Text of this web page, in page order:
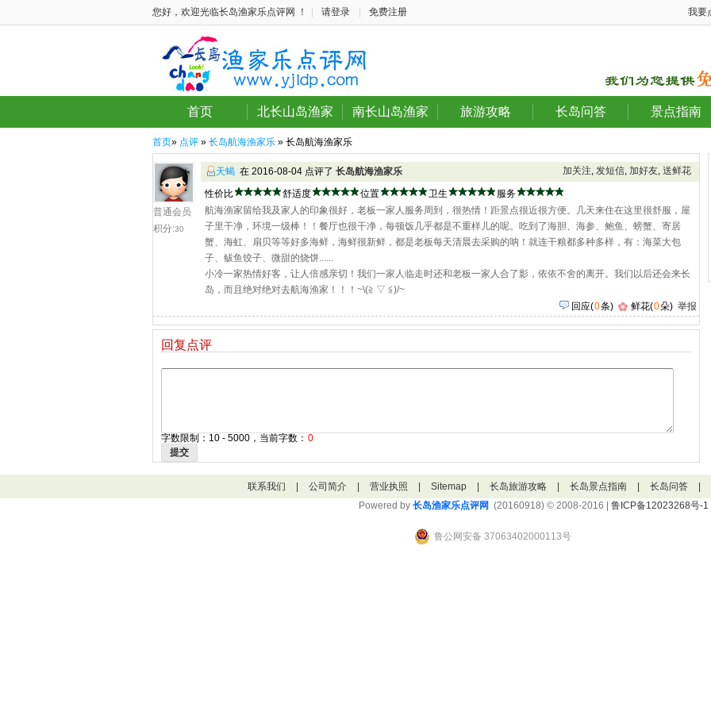
您好，欢迎光临长岛渔家乐点评网 ！ 请登录 免费注册 我要
首页 北长山岛渔家 南长山岛渔家 旅游攻略 长岛问答 景点指南
首页» 点评 » 长岛航海渔家乐 » 长岛航海渔家乐
普通会员
积分:30
加关注, 发短信, 加好友, 送鲜花
天蝎 在 2016-08-04 点评了 长岛航海渔家乐
性价比
舒适度 位置 卫生
服务
航海渔家留给我及家人的印象很好，老板一家人服务周到，很热情！距景点很近很方便。几天来住在这里很舒服，屋
子里干净，环境一级棒！！餐厅也很干净，每顿饭几乎都是不重样儿的呢。吃到了海胆、海参、鲍鱼、螃蟹、寄居
蟹、海虹、扇贝等等好多海鲜，海鲜很新鲜，都是老板每天清晨去采购的呐！就连干粮都多种多样，有：海菜大包
子、鲅鱼饺子、微甜的烧饼......
小冷一家热情好客，让人倍感亲切！我们一家人临走时还和老板一家人合了影，依依不舍的离开。我们以后还会来长
岛，而且绝对绝对去航海渔家！！！~\(≧ ▽ ≦)/~
回应(0条) 鲜花(0朵) 举报
回复点评
字数限制：10 - 5000，当前字数： 0
提交
联系我们 公司简介 营业执照 Sitemap 长岛旅游攻略 长岛景点指南 长岛问答
Powered by 长岛渔家乐点评网 (20160918) © 2008-2016 | 鲁ICP备12023268号-1
鲁公网安备 37063402000113号